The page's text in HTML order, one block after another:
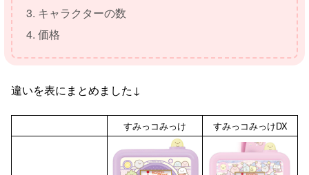
キャラクターの数
価格
違いを表にまとめました↓
すみっコみっけ すみっコみっけDX